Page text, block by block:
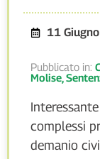
11
Pubblicato in:
Molise,
complessi
demanio